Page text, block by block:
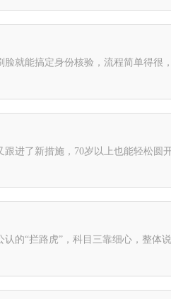
就能搞定身份核验，流程简单得很
进了新措施，70岁以上也能轻松
的“拦路虎”，科目三靠细心，整